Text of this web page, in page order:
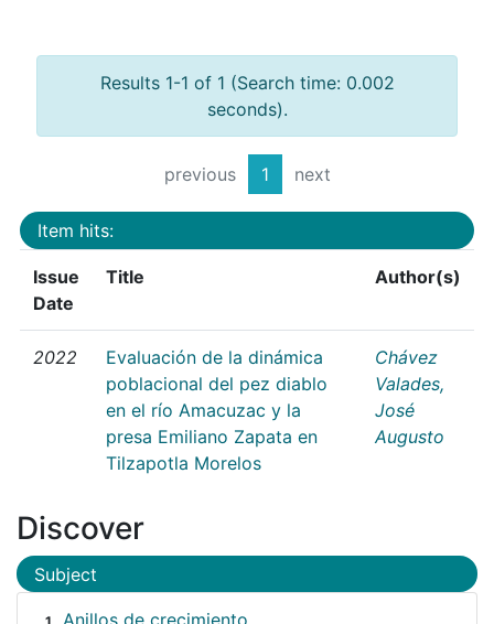
Results 1-1 of 1 (Search time: 0.002
seconds).
previous 1 next
Item hits:
Issue
Date
Title Author(s)
2022
Evaluación de la dinámica
poblacional del pez diablo
en el río Amacuzac y la
presa Emiliano Zapata en
Tilzapotla Morelos
Chávez
Valades,
José
Augusto
Discover
Subject